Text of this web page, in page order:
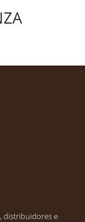
distribuidores e